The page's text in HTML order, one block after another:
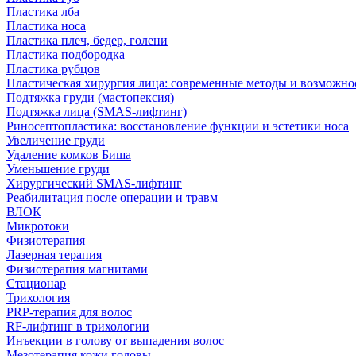
Пластика лба
Пластика носа
Пластика плеч, бедер, голени
Пластика подбородка
Пластика рубцов
Пластическая хирургия лица: современные методы и
Подтяжка груди (мастопексия)
Подтяжка лица (SMAS-лифтинг)
Риносептопластика: восстановление функции и эстетики носа
Увеличение груди
Удаление комков Биша
Уменьшение груди
Хирургический SMAS-лифтинг
Реабилитация после операции и травм
ВЛОК
Микротоки
Физиотерапия
Лазерная терапия
Физиотерапия магнитами
Стационар
Трихология
PRP-терапия для волос
RF-лифтинг в трихологии
Инъекции в голову от выпадения волос